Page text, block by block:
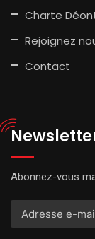
Charte
Rejoignez
Contact
Abonnez-vous